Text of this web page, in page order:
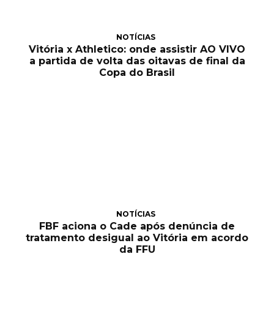
NOTÍCIAS
Vitória x Athletico: onde assistir AO VIVO
a partida de volta das oitavas de final da
Copa do Brasil
NOTÍCIAS
FBF aciona o Cade após denúncia de
tratamento desigual ao Vitória em acordo
da FFU